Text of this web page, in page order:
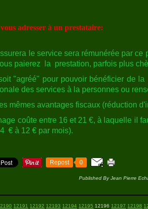
adresser à un prestataire:
le service sera rémunérée par ce
paierez la prestation, parfois plus
"agréé" pour pouvoir bénéficier de la
des services à la personnes ou
mêmes avantages fiscaux (réduction
coûte entre 16 et 21 €, à laquelle il
€ à 12 € par mois).
Repost 0
Published By Jean Pierre
12191 12192 12193 12194 12195 12196 12197 12198